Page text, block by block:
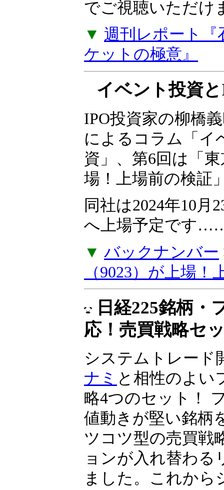
「石原順チャンネ
ンバーシップを開
た。『石原順のメ
ーケットの極意』
プを購読しなく
でご視聴いただけ
▼ 週刊レポート
ケットの極意』
イベント投資
IPO投資家の柳橋
資とIPO投資」、
（9023）が上場！
同社は2024年10月
へ上場予定です
▼ バックナンバー
（9023）が上場！
日経225銘柄・
応！売買戦略セ
システムトレード
ナミ と相性のよい